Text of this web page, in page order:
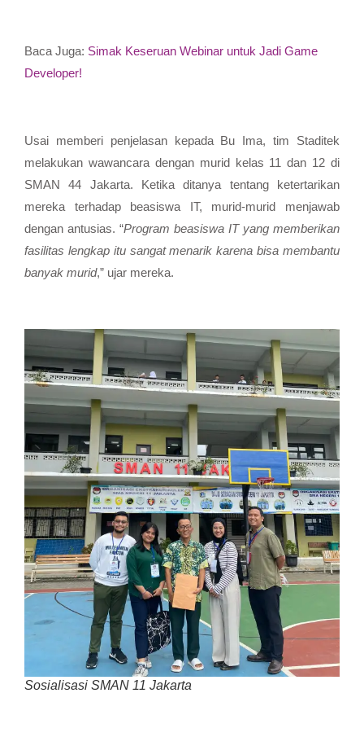
Baca Juga: Simak Keseruan Webinar untuk Jadi Game
Developer!
Usai memberi penjelasan kepada Bu Ima, tim Staditek
melakukan wawancara dengan murid kelas 11 dan 12 di
SMAN 44 Jakarta. Ketika ditanya tentang ketertarikan
mereka terhadap beasiswa IT, murid-murid menjawab
dengan antusias. “Program beasiswa IT yang memberikan
fasilitas lengkap itu sangat menarik karena bisa membantu
banyak murid,” ujar mereka.
Sosialisasi SMAN 11 Jakarta